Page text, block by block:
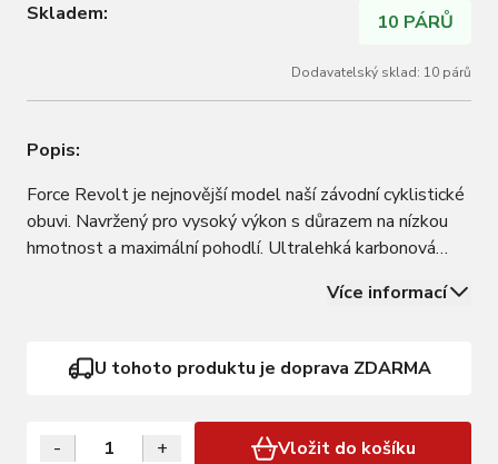
Skladem: 10 PÁRŮ
Dodavatelský sklad: 10 párů
Popis:
Force Revolt je nejnovější model naší závodní cyklistické
obuvi. Navržený pro vysoký výkon s důrazem na nízkou
hmotnost a maximální pohodlí. Ultralehká karbonová
Systém dvojitého zapínání zajišťuje přesné padnutí a
Více informací
U tohoto produktu je doprava ZDARMA
- + Vložit do košíku